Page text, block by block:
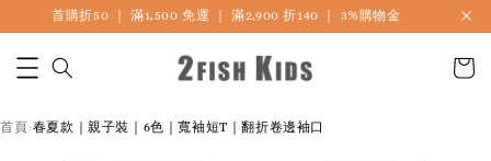
首購折50 ｜ 滿1,500 免運 ｜ 滿2,900 折140 ｜ 3%購物金
首頁›春夏款｜親子裝｜6色｜寬袖短T｜翻折卷邊袖口